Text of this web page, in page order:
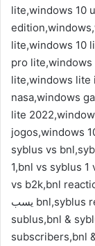
lite,windows 10
lite,windows 10
pro lite,windows
lite,windows lite
nasa,windows
lite
jogos,windows
syblus vs
1,bnl vs syblus
vs b2k,bnl
يسب bnl,syblus reaction bnl,bnl & syblus reaction,bnl vs
sublus,bnl &
subscribers,bnl